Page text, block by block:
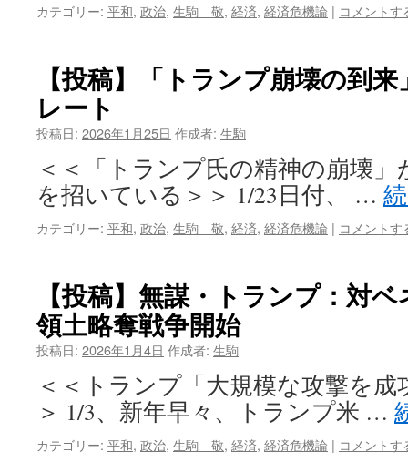
カテゴリー: 平和, 政治, 生駒 敬, 経済, 経済危機論 | コメントす
【投稿】「トランプ崩壊の到
レート
投稿日: 2026年1月25日 作成者: 生駒
＜＜「トランプ氏の精神の崩壊
を招いている＞＞ 1/23日付、 …
カテゴリー: 平和, 政治, 生駒 敬, 経済, 経済危機論 | コメントす
【投稿】無謀・トランプ：対
領土略奪戦争開始
投稿日: 2026年1月4日 作成者: 生駒
＜＜トランプ「大規模な攻撃を
＞ 1/3、新年早々、トランプ米 …
カテゴリー: 平和, 政治, 生駒 敬, 経済, 経済危機論 | コメントす